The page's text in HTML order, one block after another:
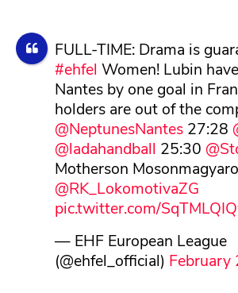
FULL-TIME: Drama is
#ehfel Women! Lubin
Nantes by one goal in
holders are out of the
@NeptunesNantes27:28
@ladahandball 25:30
Motherson
@RK_LokomotivaZG
pic.twitter.com/
— EHF European League
(@ehfel_official) February